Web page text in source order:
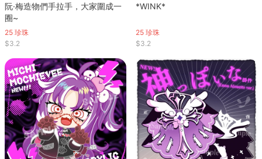
阮·梅造物們手拉手，大家圍成一
圈~
25 珍珠
$3.2
*WINK*
25 珍珠
$3.2